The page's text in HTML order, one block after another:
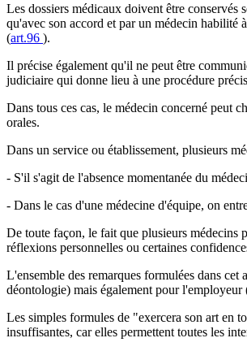
Les dossiers médicaux doivent être conservés
qu'avec son accord et par un médecin habilité
(art.96 ).
Il précise également qu'il ne peut être
judiciaire qui donne lieu à une procédure
Dans tous ces cas, le médecin concerné peut
orales.
Dans un service ou établissement, plusieurs
- S'il s'agit de l'absence momentanée du
- Dans le cas d'une médecine d'équipe, on
De toute façon, le fait que plusieurs médecins
réflexions personnelles ou certaines
L'ensemble des remarques formulées dans
déontologie) mais également pour l'employeur
Les simples formules de "exercera son art en
insuffisantes, car elles permettent toutes les